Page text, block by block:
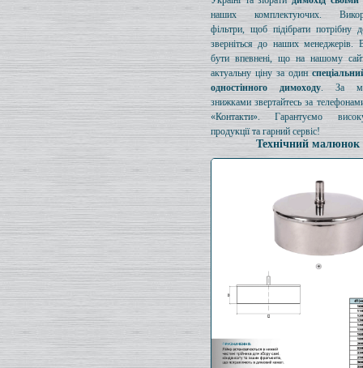
наших комплектуючих.
фільтри, щоб підібрати потрібну
зверніться до наших менеджерів.
бути впевнені, що на нашому
актуальну ціну за один
одностінного димоходу. За
знижками звертайтесь за
«Контакти». Гарантуємо
продукції та гарний сервіс!
Технічний малюнок